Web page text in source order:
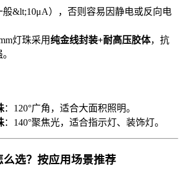
般&lt;10μA），否则容易因静电或反向电
灯珠采用纯金线封装+耐高压胶体，抗
：120°广角，适合大面积照明。
：140°聚焦光，适合指示灯、装饰灯。
么选？按应用场景推荐